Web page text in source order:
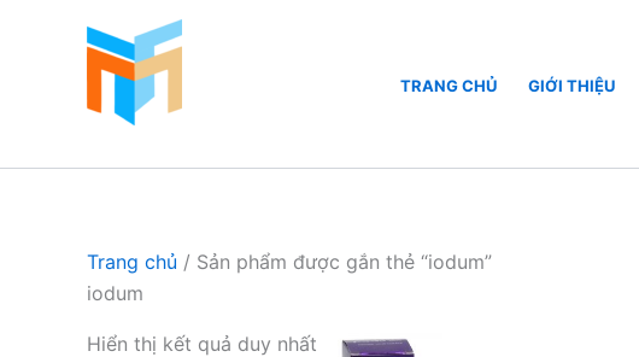
TRANG CHỦ GIỚI THIỆU
Trang chủ / Sản phẩm được gắn thẻ “iodum”
iodum
Hiển thị kết quả duy nhất